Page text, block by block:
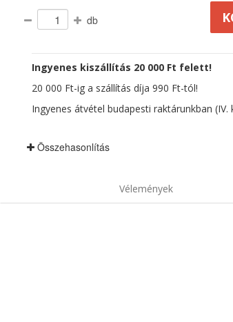
db
Ingyenes kiszállítás 20 000 Ft felett!
20 000 Ft-ig a szállítás díja 990 Ft-tól!
Ingyenes átvétel budapesti raktárunkban (IV.
Összehasonlítás
Vélemények